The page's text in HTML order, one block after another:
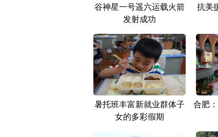
谷神星一号遥六运载火箭
发射成功
抗美
暑托班丰富新就业群体子
女的多彩假期
合肥